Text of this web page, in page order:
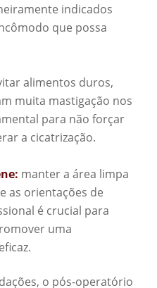
indicados
que possa
alimentos duros,
muita mastigação nos
para não forçar
a cicatrização.
manter a área limpa
as orientações de
é crucial para
uma
o pós-operatório